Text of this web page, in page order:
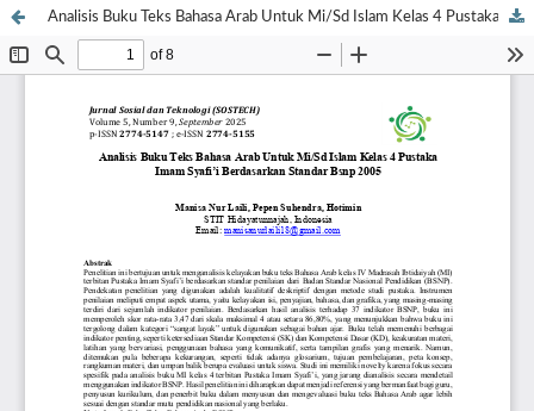
Analisis Buku Teks Bahasa Arab Untuk Mi/Sd Islam Kelas 4 Pustaka Imam Syafi’i Berdasarkan Standar BSNP 2005